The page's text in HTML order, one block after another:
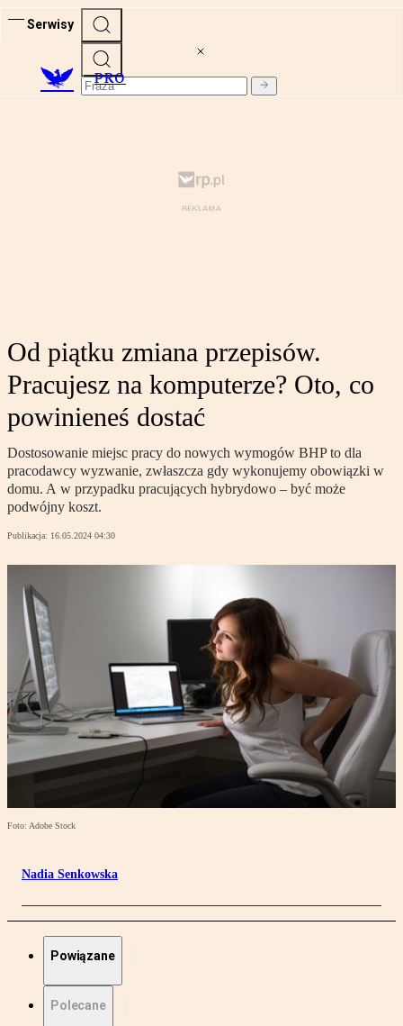
Serwisy
PRO
Od piątku zmiana przepisów.
Pracujesz na komputerze? Oto, co
powinieneś dostać
Dostosowanie miejsc pracy do nowych wymogów BHP to dla
pracodawcy wyzwanie, zwłaszcza gdy wykonujemy obowiązki w
domu. A w przypadku pracujących hybrydowo – być może
podwójny koszt.
Publikacja: 16.05.2024 04:30
Foto: Adobe Stock
Nadia Senkowska
Powiązane
Polecane